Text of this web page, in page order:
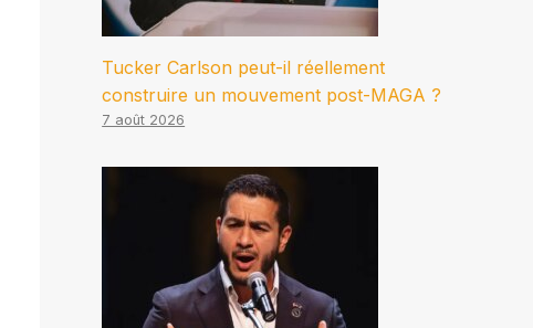
Tucker Carlson peut-il réellement
construire un mouvement post-MAGA ?
7 août 2026